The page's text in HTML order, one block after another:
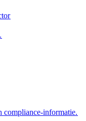
compliance-informatie.​​